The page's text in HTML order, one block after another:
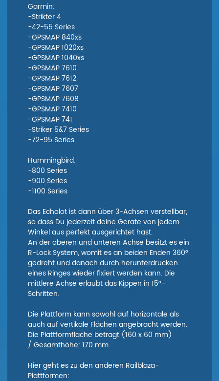
Garmin:
-Strikter 4
-42-55 Series
-GPSMAP 840xs
-GPSMAP 1020xs
-GPSMAP 1040xs
-GPSMAP 7610
-GPSMAP 7612
-GPSMAP 7607
-GPSMAP 7608
-GPSMAP 7410
-GPSMAP 741
-Striker 5&7 Series
-72-95 Series
Hummingbird:
-800 Series
-900 Series
-1100 Series
Das Echolot ist dann über 3-Achsen verstellbar,
so dass Du jederzeit deine Geräte von jedem
Winkel aus perfekt ausgerichtet hast.
An der oberen und unteren Achse besitzt es ein
R-Lock System, womit es an beiden Enden 360°
gedreht und danach durch herunterdrücken
eines Ringes wieder fixiert werden kann. Die
mittlere Achse erlaubt das Kippen in 15°-
Schritten.
Die Plattform kann sowohl auf horizontale als
auch auf vertikale Flächen angebracht werden.
Die Plattformfläche beträgt (160 x 60 mm)
/ Gesamthöhe: 170 mm
Hier geht es zu den anderen Railblaza-
Plattformen: